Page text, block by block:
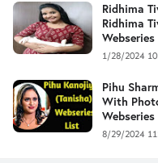
Ridhima
Ridhima
Webseries
1/28/2024
Pihu
With
8/29/2024